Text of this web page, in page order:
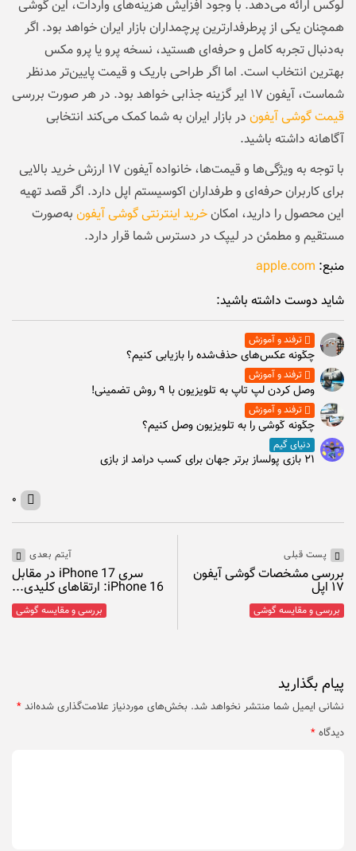
لوکس ارائه می‌دهد. با وجود افزایش هزینه‌های واردات، این گوشی
همچنان یکی از پرطرفدارترین پرچمداران بازار ایران خواهد بود. اگر
به‌دنبال تجربه کامل و حرفه‌ای هستید، نسخه پرو یا پرو مکس
بهترین انتخاب است. اما اگر طراحی باریک و قیمت پایین‌تر مدنظر
شماست، آیفون ۱۷ ایر گزینه جذابی خواهد بود. در هر صورت بررسی
قیمت گوشی آیفون در بازار ایران به شما کمک می‌کند انتخابی
آگاهانه داشته باشید.
با توجه به ویژگی‌ها و قیمت‌ها، خانواده آیفون ۱۷ ارزش خرید بالایی
برای کاربران حرفه‌ای و طرفداران اکوسیستم اپل دارد. اگر قصد تهیه
این محصول را دارید، امکانخرید اینترنتی گوشی آیفون به‌صورت
مستقیم و مطمئن در لیپک در دسترس شما قرار دارد.
منبع: apple.com
شاید دوست داشته باشید:
ترفند و آموزش
چگونه عکس‌های حذف‌شده را بازیابی کنیم؟
ترفند و آموزش
وصل كردن لپ تاپ به تلويزيون با ۹ روش تضمینی!
ترفند و آموزش
چگونه گوشی را به تلویزیون وصل کنیم؟
دنیای گیم
۲۱ بازی پولساز برتر جهان برای کسب درآمد از بازی
۰
پست قبلی
بررسی مشخصات گوشی آیفون
۱۷ اپل
بررسی و مقایسه گوشی
آیتم بعدی
سری iPhone 17 در مقابل
iPhone 16: ارتقاهای کلیدی...
بررسی و مقایسه گوشی
پیام بگذارید
نشانی ایمیل شما منتشر نخواهد شد. بخش‌های موردنیاز علامت‌گذاری شده‌اند *
دیدگاه *